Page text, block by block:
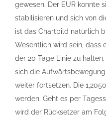
gewesen. Der EUR konnte
stabilisieren und sich von
ist das Chartbild natürlich
Wesentlich wird sein, dass
der 20 Tage Linie zu
sich die
weiter fortsetzen. Die
werden. Geht es per
wird der Rücksetzer am